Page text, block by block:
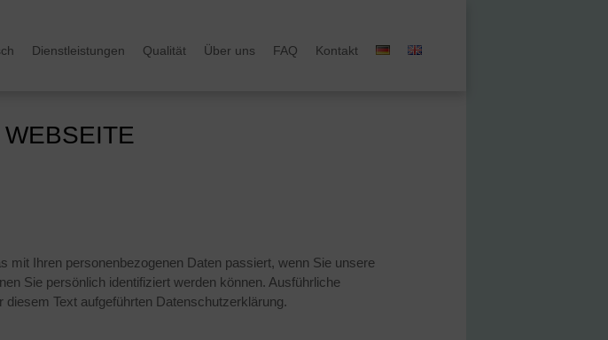
Dienstleistungen Qualität Über uns FAQ Kontakt
mit Ihren personenbezogenen Daten passiert, wenn Sie unsere
Sie persönlich identifiziert werden können. Ausführliche
Text aufgeführten Datenschutzerklärung.